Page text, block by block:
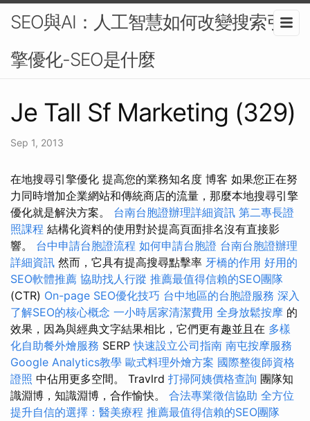
SEO與AI：人工智慧如何改變搜索引
擎優化-SEO是什麼
Je Tall Sf Marketing (329)
Sep 1, 2013
在地搜尋引擎優化 提高您的業務知名度 博客 如果您正在努
力同時增加企業網站和傳統商店的流量，那麼本地搜尋引擎
優化就是解決方案。 台南台胞證辦理詳細資訊 第二專長證
照課程 結構化資料的使用對於提高頁面排名沒有直接影
響。 台中申請台胞證流程 如何申請台胞證 台南台胞證辦理
詳細資訊 然而，它具有提高搜尋點擊率 牙橋的作用 好用的
SEO軟體推薦 協助找人行蹤 推薦最值得信賴的SEO團隊
(CTR) On-page SEO優化技巧 台中地區的台胞證服務 深入
了解SEO的核心概念 一小時居家清潔費用 全身放鬆按摩 的
效果，因為與經典文字結果相比，它們更有趣並且在 多樣
化自助餐外燴服務 SERP快速設立公司指南 南屯按摩服務
Google Analytics教學 歐式料理外燴方案 國際整復師資格
證照 中佔用更多空間。 Travlrd 打掃阿姨價格查詢 團隊知
識淵博，知識淵博，合作愉快。 合法專業徵信協助 全方位
提升自信的選擇：醫美療程 推薦最值得信賴的SEO團隊